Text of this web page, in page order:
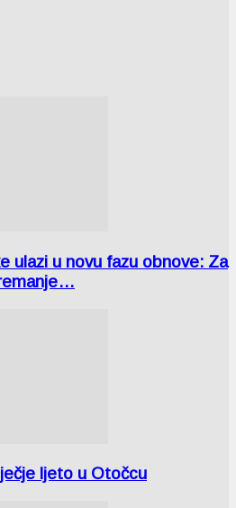
ulazi u novu fazu obnove: Za
ljeto u Otočcu